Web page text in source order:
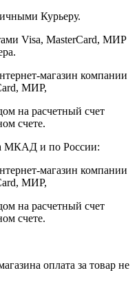
Курьеру.
Visa, MasterСard, МИР
магазин компании
МИР,
на расчетный счет
счете.
МКАД и по России:
магазин компании
МИР,
на расчетный счет
счете.
оплата за товар не